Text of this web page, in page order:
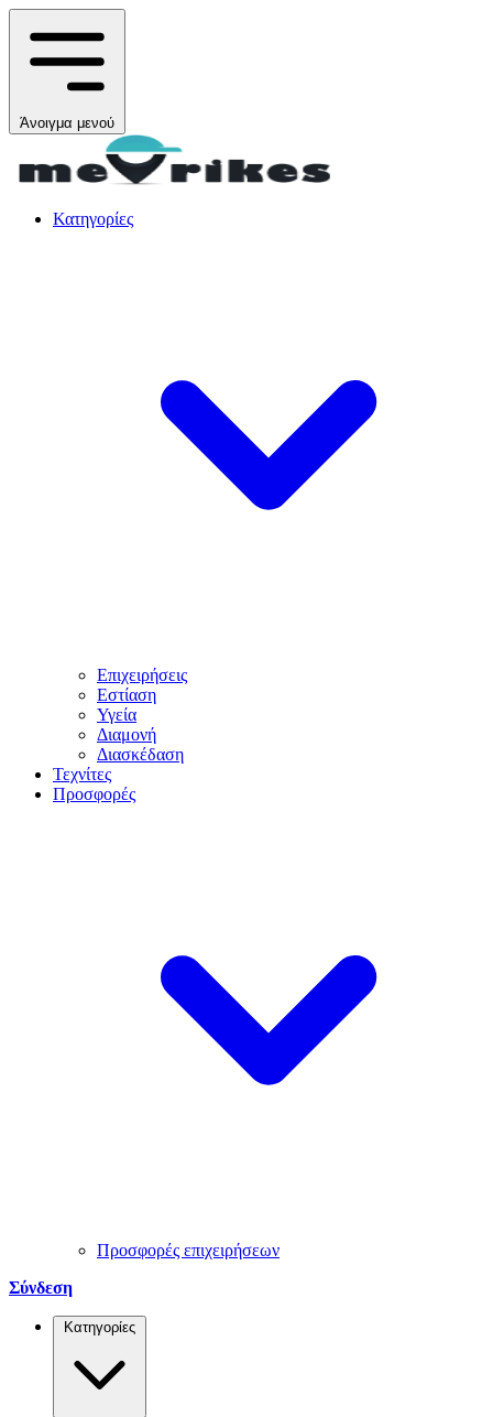
Άνοιγμα μενού
Κατηγορίες
Επιχειρήσεις
Εστίαση
Υγεία
Διαμονή
Διασκέδαση
Τεχνίτες
Προσφορές
Προσφορές επιχειρήσεων
Σύνδεση
Κατηγορίες